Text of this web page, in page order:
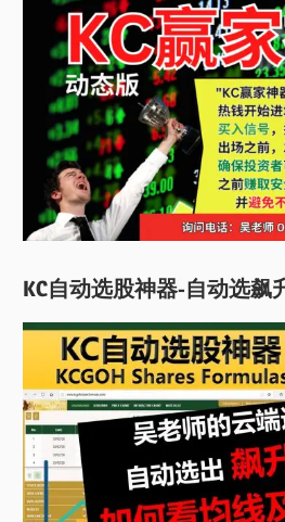
KC自动选股神器-自动选飙